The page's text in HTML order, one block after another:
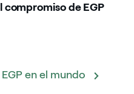
de EGP
en el mundo